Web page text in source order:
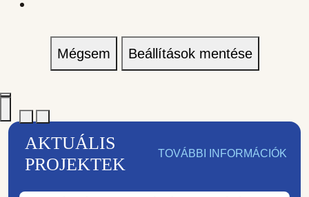
Mégsem Beállítások mentése
AKTUÁLIS
PROJEKTEK
TOVÁBBI INFORMÁCIÓK